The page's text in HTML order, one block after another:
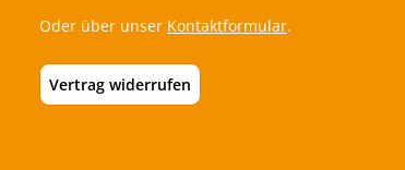
Oder über unser Kontaktformular.
Vertrag widerrufen